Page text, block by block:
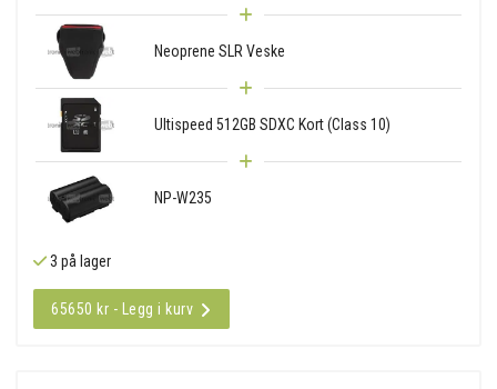
Neoprene SLR Veske
Ultispeed 512GB SDXC Kort (Class 10)
NP-W235
3 på lager
65650 kr - Legg i kurv